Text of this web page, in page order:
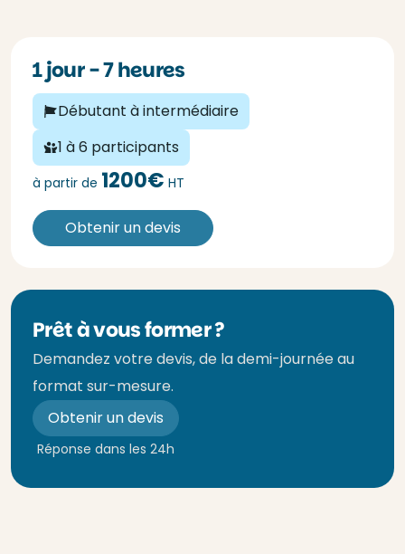
1 jour - 7 heures
Débutant à intermédiaire
1 à 6 participants
à partir de 1200€ HT
Obtenir un devis
Prêt à vous former ?
Demandez votre devis, de la demi-journée au
format sur-mesure.
Obtenir un devis
Réponse dans les 24h